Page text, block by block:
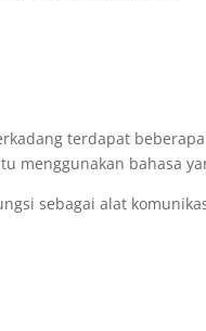
terdapat
menggunakan bahasa
sebagai alat